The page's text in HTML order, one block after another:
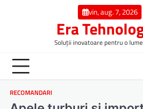
vin, aug. 7, 2026
Era
Soluții inovatoare pentru o
RECOMANDARI